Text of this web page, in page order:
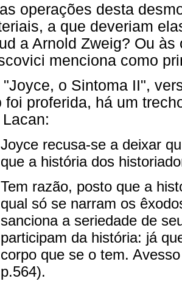
operações desta
a que deveriam
a Arnold Zweig? Ou
menciona como
"Joyce, o Sintoma II",
foi proferida, há um
Joyce recusa-se a deixar
que a história dos
Tem razão, posto que a
qual só se narram os
sanciona a seriedade de
participam da história: já
corpo que se o tem.
p.564).